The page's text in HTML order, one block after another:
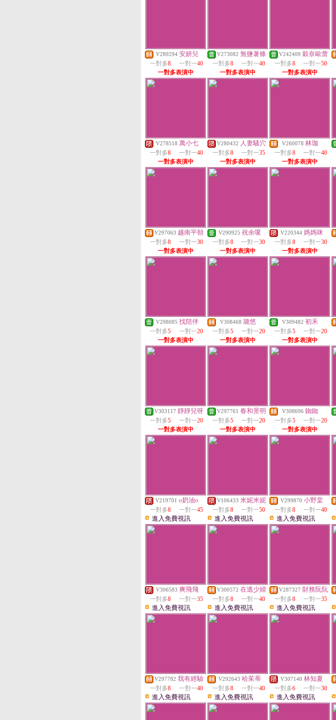
V289294 安妍兒
一對多8 一對一40
一對多表演中
V273082 無鹽薯條
一對多8 一對一40
一對多表演中
V242409 穀奈歐蕾
一對多8 一對一50
一對多表演中
V278518 萬小七
一對多8 一對一40
一對多表演中
V280432 人妻騷穴
一對多8 一對一35
一對多表演中
V260078 林珈
一對多8 一對一40
一對多表演中
V297063 越南平朝
一對多8 一對一30
一對多表演中
V290925 祝余嗄
一對多8 一對一30
一對多表演中
V220344 媽媽咪
一對多8 一對一30
一對多表演中
V298085 找陪伴
一對多5 一對一20
一對多表演中
V308468 璐悠
一對多5 一對一20
一對多表演中
V309482 初禾
一對多5 一對一20
一對多表演中
V303117 靜靜兒呀
一對多5 一對一20
一對多表演中
V297761 春和景明
一對多5 一對一20
一對多表演中
V308696 銣銣
一對多5 一對一20
一對多表演中
V219701 o奶油o
一對多8 一對一45
進入免費視訊
V106433 米妮米妮
一對多8 一對一50
進入免費視訊
V299870 小野棠
一對多8 一對一40
進入免費視訊
V306583 爽飛飛
一對多8 一對一35
進入免費視訊
V300572 在逃少婦
一對多8 一對一40
進入免費視訊
V287327 財務阮阮
一對多8 一對一35
進入免費視訊
V297782 我有經驗
一對多8 一對一40
進入免費視訊
V292643 哈茱蒂
一對多8 一對一40
進入免費視訊
V307140 林知夏
一對多6 一對一30
進入免費視訊